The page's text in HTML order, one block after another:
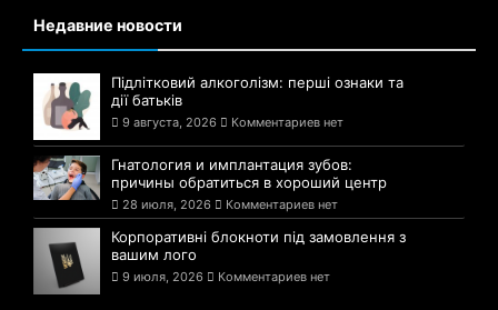
Недавние новости
Підлітковий алкоголізм: перші ознаки та
дії батьків
9 августа, 2026 Комментариев нет
Гнатология и имплантация зубов:
причины обратиться в хороший центр
28 июля, 2026 Комментариев нет
Корпоративні блокноти під замовлення з
вашим лого
9 июля, 2026 Комментариев нет